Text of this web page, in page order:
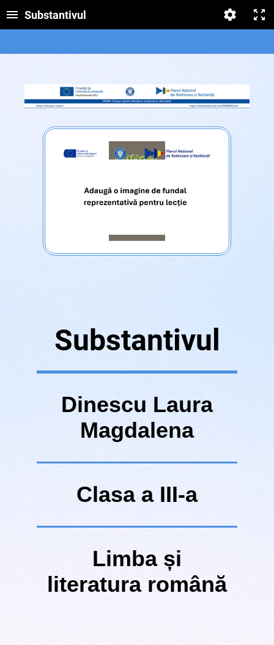
Substantivul
Substantivul
Dinescu Laura
Magdalena
Clasa a III-a
Limba și
literatura română